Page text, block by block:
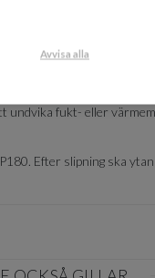
som förhindrar att
helt vätsketätt.
undvika fukt- eller
Efter slipning ska
Avvisa alla